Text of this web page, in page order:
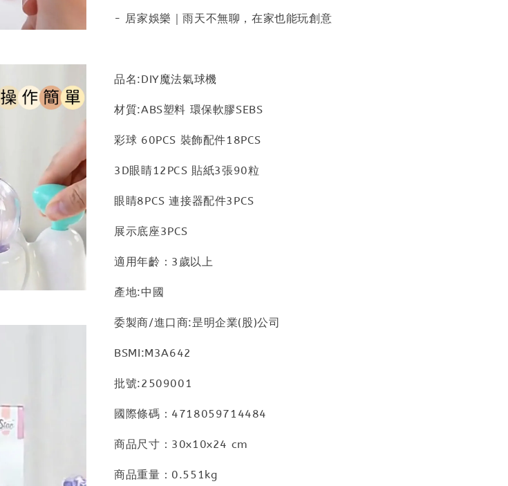
- 居家娛樂｜雨天不無聊，在家也能玩創意
品名:DIY魔法氣球機
材質:ABS塑料 環保軟膠SEBS
彩球 60PCS 裝飾配件18PCS
3D眼睛12PCS 貼紙3張90粒
眼睛8PCS 連接器配件3PCS
展示底座3PCS
適用年齡：3歲以上
產地:中國
委製商/進口商:昰明企業(股)公司
BSMI:M3A642
批號:2509001
國際條碼：4718059714484
商品尺寸：30x10x24 cm
商品重量：0.551kg